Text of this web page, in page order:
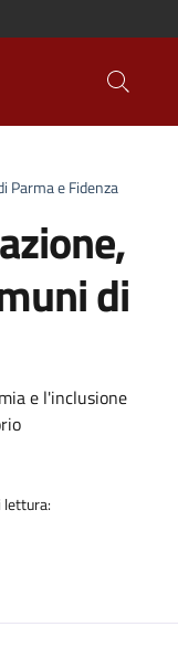
Parma e Fidenza
di
e l'inclusione
lettura: